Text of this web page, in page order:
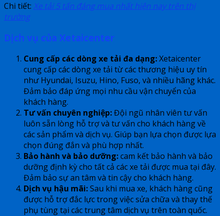
Chi tiết: Xe tải 5 tấn đáng mua nhất hiện nay trên thị
trường
Dịch vụ của Xetaicenter
Cung cấp các dòng xe tải đa dạng:Xetaicenter
cung cấp các dòng xe tải từ các thương hiệu uy tín
như Hyundai, Isuzu, Hino, Fuso, và nhiều hãng khác.
Đảm bảo đáp ứng mọi nhu cầu vận chuyển của
khách hàng.
Tư vấn chuyên nghiệp:Đội ngũ nhân viên tư vấn
luôn sẵn lòng hỗ trợ và tư vấn cho khách hàng về
các sản phẩm và dịch vụ. Giúp bạn lựa chọn được lựa
chọn đúng đắn và phù hợp nhất.
Bảo hành và bảo dưỡng:cam kết bảo hành và bảo
dưỡng định kỳ cho tất cả các xe tải được mua tại đây.
Đảm bảo sự an tâm và tin cậy cho khách hàng.
Dịch vụ hậu mãi:Sau khi mua xe, khách hàng cũng
được hỗ trợ đắc lực trong việc sửa chữa và thay thế
phụ tùng tại các trung tâm dịch vụ trên toàn quốc.